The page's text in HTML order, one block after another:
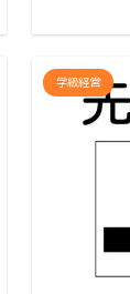
学級経営